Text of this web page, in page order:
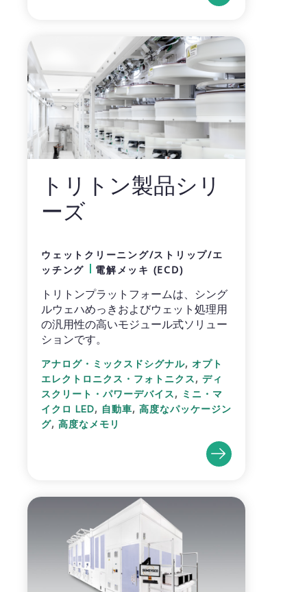
トリトン製品シリ
ーズ
ウェットクリーニング/ストリップ/エ
ッチング
電解メッキ (ECD)
トリトンプラットフォームは、シング
ルウェハめっきおよびウェット処理用
の汎用性の高いモジュール式ソリュー
ションです。
アナログ・ミックスドシグナル, オプト
エレクトロニクス・フォトニクス, ディ
スクリート・パワーデバイス,
ミニ・マ
イクロ LED, 自動車, 高度なパッケージン
グ, 高度なメモリ